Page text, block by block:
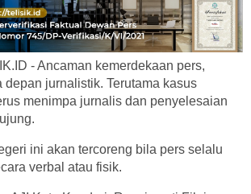
- Ancaman kemerdekaan pers,
depan jurnalistik. Terutama kasus
menimpa jurnalis dan penyelesaian
ini akan tercoreng bila pers selalu
verbal atau fisik.